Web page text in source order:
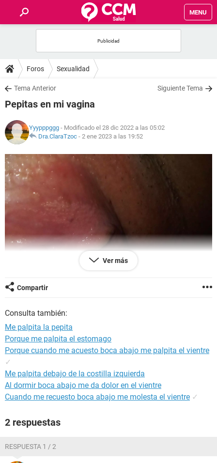
MENU
FOROS
SALUD
FAMILIA
NUTRICIÓN
BIENESTAR
SEXUALIDAD
GLOSARIO
Foros Sexualidad
Tema Anterior Siguiente Tema
Pepitas en mi vagina
Yyypppggg - Modificado el 28 dic 2022 a las 05:02
Dra.ClaraTzoc - 2 ene 2023 a las 19:52
Hace unos días note estás pepitas en los labios de mi
preocupada, últimamente me pica un poco
Ver más
Compartir
Consulta también:
Me palpita la pepita
Porque me palpita el estomago
Porque cuando me acuesto boca abajo me palpita el vientre
✓
Me palpita debajo de la costilla izquierda
Al dormir boca abajo me da dolor en el vientre
Cuando me recuesto boca abajo me molesta el vientre ✓
2 respuestas
RESPUESTA 1 / 2